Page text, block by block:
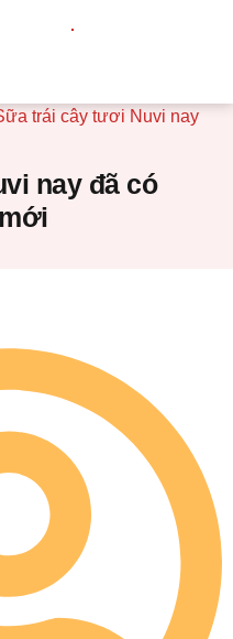
trái cây tươi Nuvi nay
nay đã có